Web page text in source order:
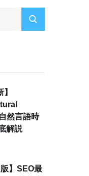
然言語時
解説
版】SEO最